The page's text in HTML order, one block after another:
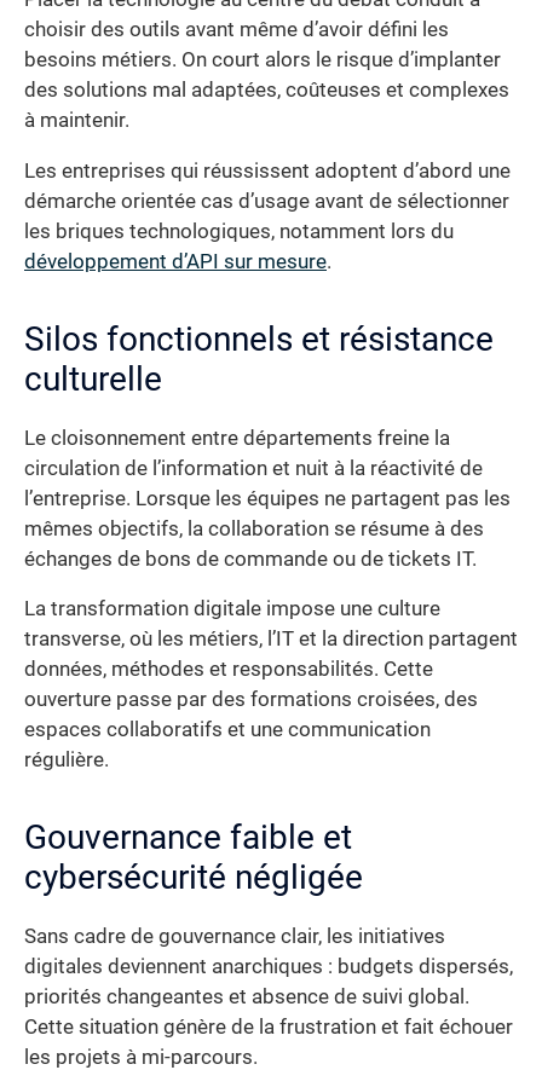
choisir des outils avant même d’avoir défini les
besoins métiers. On court alors le risque d’implanter
des solutions mal adaptées, coûteuses et complexes
à maintenir.
Les entreprises qui réussissent adoptent d’abord une
démarche orientée cas d’usage avant de sélectionner
les briques technologiques, notamment lors du
développement d’API sur mesure.
Silos fonctionnels et résistance
culturelle
Le cloisonnement entre départements freine la
circulation de l’information et nuit à la réactivité de
l’entreprise. Lorsque les équipes ne partagent pas les
mêmes objectifs, la collaboration se résume à des
échanges de bons de commande ou de tickets IT.
La transformation digitale impose une culture
transverse, où les métiers, l’IT et la direction partagent
données, méthodes et responsabilités. Cette
ouverture passe par des formations croisées, des
espaces collaboratifs et une communication
régulière.
Gouvernance faible et
cybersécurité négligée
Sans cadre de gouvernance clair, les initiatives
digitales deviennent anarchiques : budgets dispersés,
priorités changeantes et absence de suivi global.
Cette situation génère de la frustration et fait échouer
les projets à mi-parcours.